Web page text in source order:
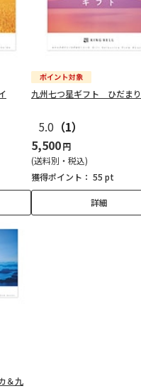
九州七つ星ギフト ひだまり
5.0 （1）
5,500円
(送料別・税込)
獲得ポイント： 55 pt
詳細
＆九